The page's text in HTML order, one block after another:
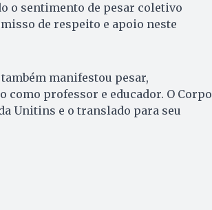
o sentimento de pesar coletivo
de respeito e apoio neste
manifestou pesar,
como professor e educador. O Corpo
Unitins e o translado para seu